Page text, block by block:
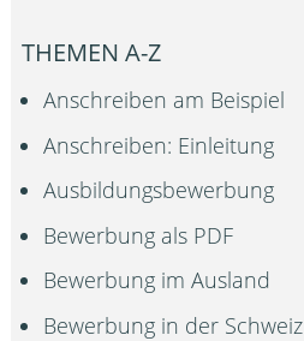
THEMEN A-Z
Anschreiben am Beispiel
Anschreiben: Einleitung
Ausbildungsbewerbung
Bewerbung als PDF
Bewerbung im Ausland
Bewerbung in der Schweiz